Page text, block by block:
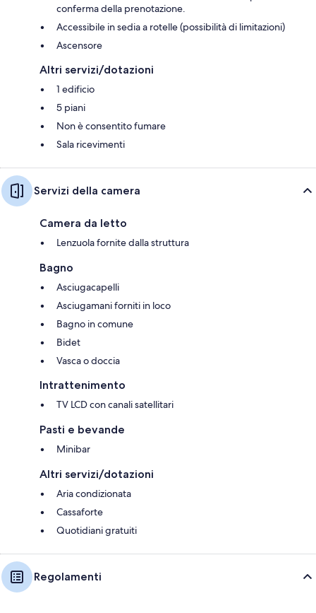
conferma della prenotazione.
Accessibile in sedia a rotelle (possibilità di limitazioni)
Ascensore
Altri servizi/dotazioni
1 edificio
5 piani
Non è consentito fumare
Sala ricevimenti
Servizi della camera
Camera da letto
Lenzuola fornite dalla struttura
Bagno
Asciugacapelli
Asciugamani forniti in loco
Bagno in comune
Bidet
Vasca o doccia
Intrattenimento
TV LCD con canali satellitari
Pasti e bevande
Minibar
Altri servizi/dotazioni
Aria condizionata
Cassaforte
Quotidiani gratuiti
Regolamenti